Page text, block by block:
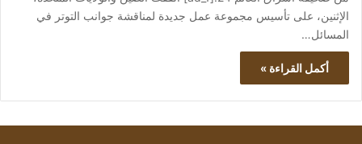
الإثنين، على تأسيس مجموعة عمل جديدة لمناقشة جوانب التوتر في
المسائل…
أكمل القراءة »